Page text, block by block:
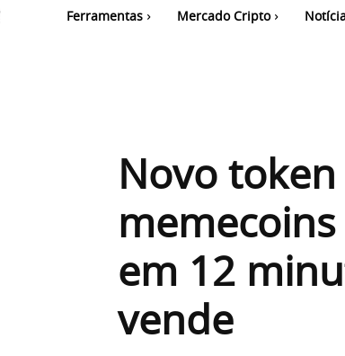
Ferramentas Mercado Cripto
Novo
em 12
vende